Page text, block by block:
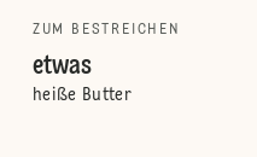
ZUM BESTREICHEN
etwas
heiße Butter